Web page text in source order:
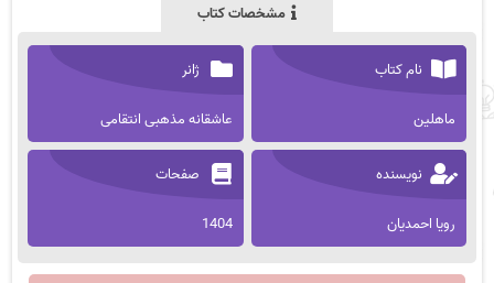
مشخصات کتاب
نام کتاب
ماهلین
ژانر
عاشقانه مذهبی انتقامی
نویسنده
رویا احمدیان
صفحات
1404